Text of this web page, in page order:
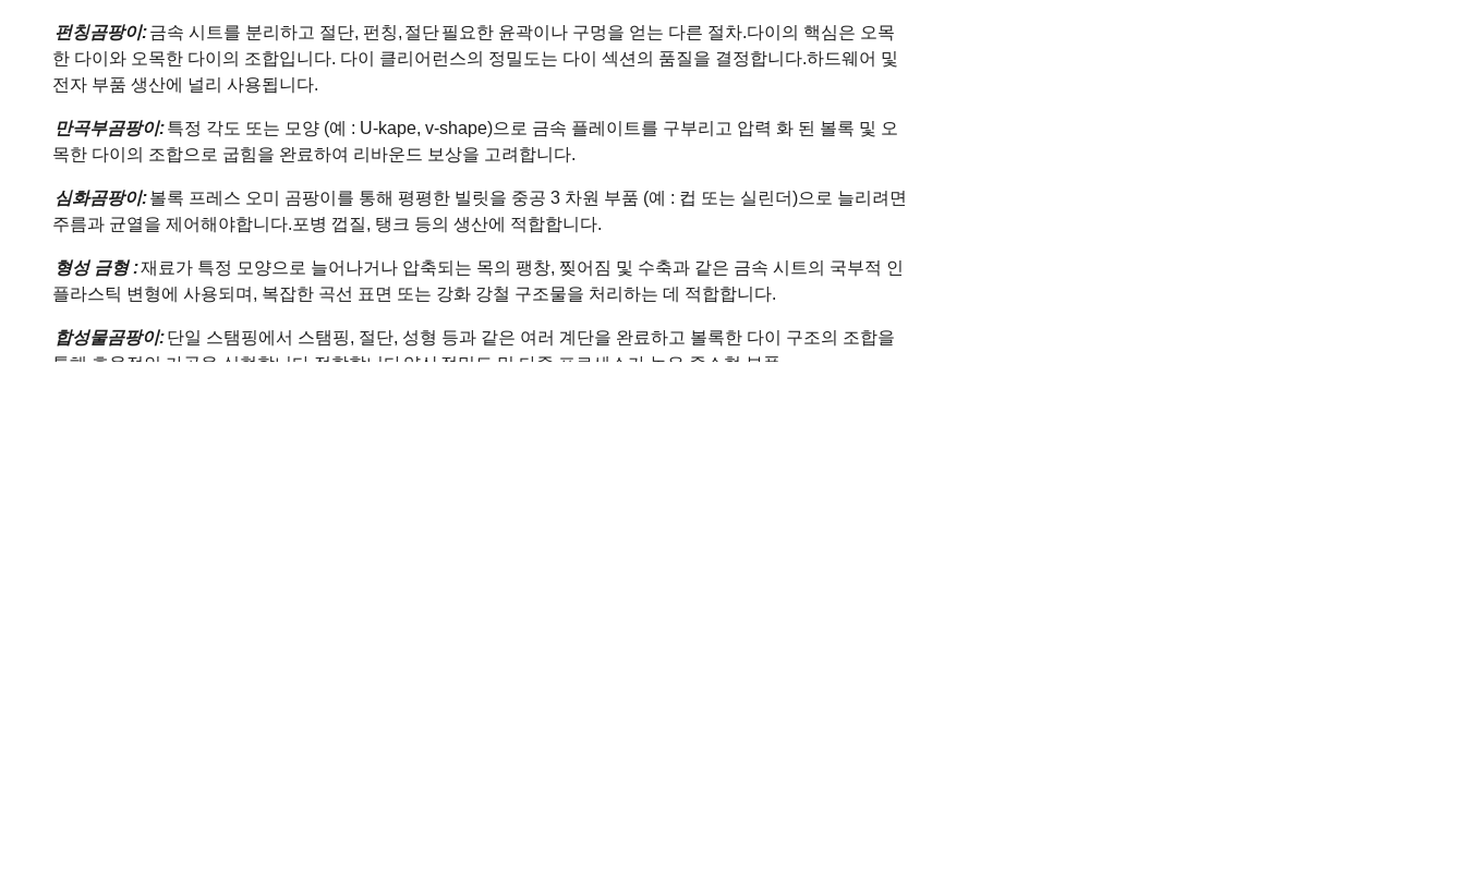
펀칭곰팡이:금속 시트를 분리하고 절단, 펀칭, 절단필요한 윤곽이나 구멍을 얻는 다른 절차.다이의 핵심은 오목
한 다이와 오목한 다이의 조합입니다. 다이 클리어런스의 정밀도는 다이 섹션의 품질을 결정합니다.하드웨어 및
전자 부품 생산에 널리 사용됩니다.
만곡부곰팡이:특정 각도 또는 모양 (예 : U-kape, v-shape)으로 금속 플레이트를 구부리고 압력 화 된 볼록 및 오
목한 다이의 조합으로 굽힘을 완료하여 리바운드 보상을 고려합니다.
심화곰팡이:볼록 프레스 오미 곰팡이를 통해 평평한 빌릿을 중공 3 차원 부품 (예 : 컵 또는 실린더)으로 늘리려면
주름과 균열을 제어해야합니다.포병 껍질, 탱크 등의 생산에 적합합니다.
형성 금형 :재료가 특정 모양으로 늘어나거나 압축되는 목의 팽창, 찢어짐 및 수축과 같은 금속 시트의 국부적 인
플라스틱 변형에 사용되며, 복잡한 곡선 표면 또는 강화 강철 구조물을 처리하는 데 적합합니다.
합성물곰팡이:단일 스탬핑에서 스탬핑, 절단, 성형 등과 같은 여러 계단을 완료하고 볼록한 다이 구조의 조합을
통해 효율적인 가공을 실현합니다. 적합합니다 양산 정밀도 및 다중 프로세스가 높은 중소형 부품.